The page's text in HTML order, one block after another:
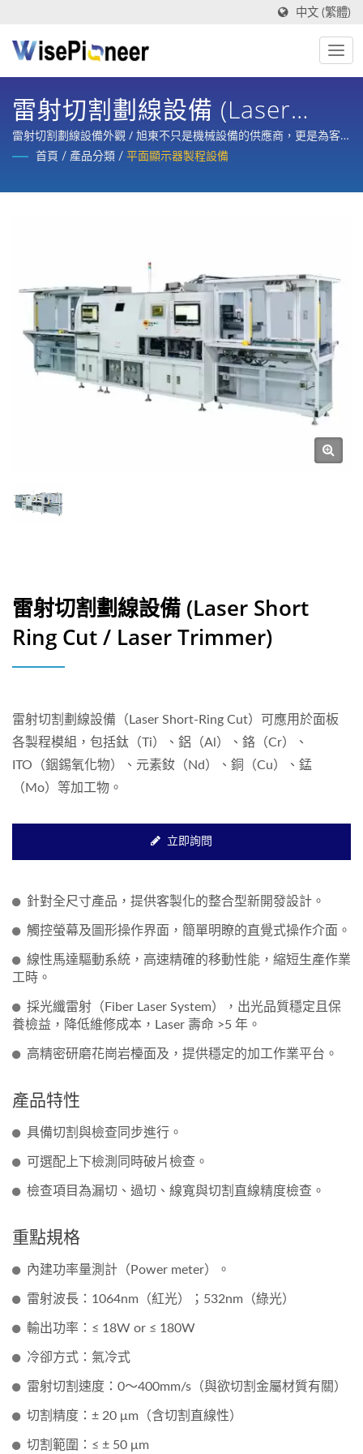
中文 (繁體)
雷射切割劃線設備 (Laser
Short Ring Cut / Laser
雷射切割劃線設備外觀 / 旭東不只是機械設備的供應商，更是為客
戶提供製程設備，整合規劃、設計、製造、訓練與整廠售後服務的
首頁 / 產品分類 / 平面顯示器製程設備
雷射切割劃線設備 (Laser Short
Ring Cut / Laser Trimmer)
雷射切割劃線設備（Laser Short-Ring Cut）可應用於面板
各製程模組，包括鈦（Ti）、鋁（Al）、鉻（Cr）、
ITO（銦錫氧化物）、元素釹（Nd）、銅（Cu）、錳
（Mo）等加工物。
立即詢問
針對全尺寸產品，提供客製化的整合型新開發設計。
觸控螢幕及圖形操作界面，簡單明瞭的直覺式操作介面。
線性馬達驅動系統，高速精確的移動性能，縮短生產作業
工時。
採光纖雷射（Fiber Laser System），出光品質穩定且保
養檢益，降低維修成本，Laser 壽命 >5 年。
高精密研磨花崗岩檯面及，提供穩定的加工作業平台。
產品特性
具備切割與檢查同步進行。
可選配上下檢測同時破片檢查。
檢查項目為漏切、過切、線寬與切割直線精度檢查。
重點規格
內建功率量測計（Power meter）。
雷射波長：1064nm（紅光）；532nm（綠光）
輸出功率：≤ 18W or ≤ 180W
冷卻方式：氣冷式
雷射切割速度：0〜400mm/s（與欲切割金屬材質有關）
切割精度：± 20 μm（含切割直線性）
切割範圍：≤ ± 50 μm